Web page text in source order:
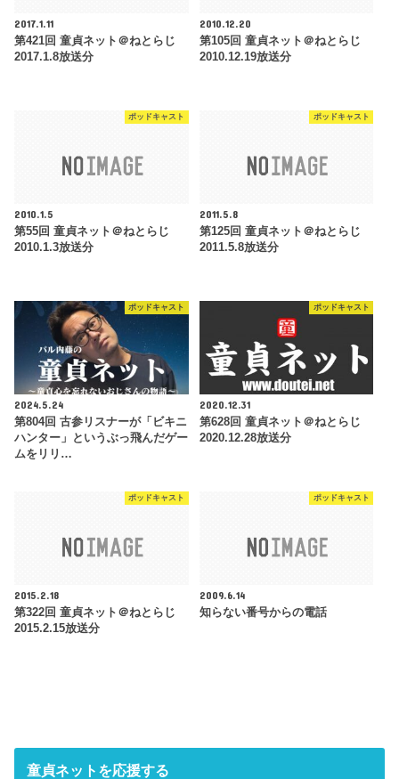
2017.1.11
第421回 童貞ネット＠ねとらじ
2017.1.8放送分
2010.12.20
第105回 童貞ネット＠ねとらじ
2010.12.19放送分
ポッドキャスト
2010.1.5
第55回 童貞ネット＠ねとらじ
2010.1.3放送分
ポッドキャスト
2011.5.8
第125回 童貞ネット＠ねとらじ
2011.5.8放送分
ポッドキャスト
2024.5.24
第804回 古参リスナーが「ビキニ
ハンター」というぶっ飛んだゲー
ムをリリ…
ポッドキャスト
2020.12.31
第628回 童貞ネット＠ねとらじ
2020.12.28放送分
ポッドキャスト
2015.2.18
第322回 童貞ネット＠ねとらじ
2015.2.15放送分
ポッドキャスト
2009.6.14
知らない番号からの電話
童貞ネットを応援する